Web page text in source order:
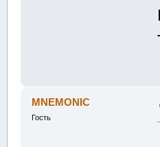
MNEMONIC
Гость